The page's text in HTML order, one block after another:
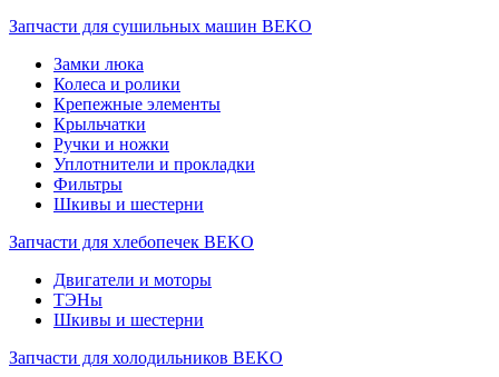
Запчасти для сушильных машин BEKO
Замки люка
Колеса и ролики
Крепежные элементы
Крыльчатки
Ручки и ножки
Уплотнители и прокладки
Фильтры
Шкивы и шестерни
Запчасти для хлебопечек BEKO
Двигатели и моторы
ТЭНы
Шкивы и шестерни
Запчасти для холодильников BEKO